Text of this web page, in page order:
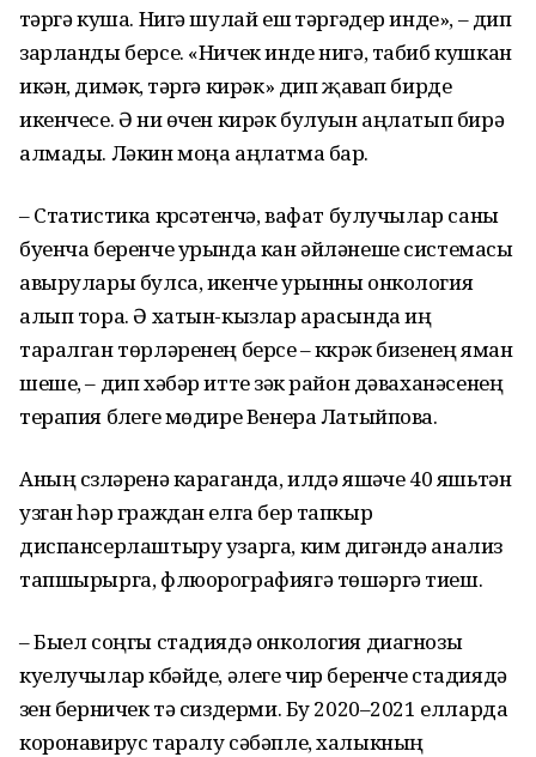
үтәргә куша. Нигә шулай еш үтәргәдер инде», – дип
зарланды берсе. «Ничек инде нигә, табиб кушкан
икән, димәк, үтәргә кирәк» дип җавап бирде
икенчесе. Ә ни өчен кирәк булуын аңлатып бирә
алмады. Ләкин моңа аңлатма бар.
– Статистика күрсәтүенчә, вафат булучылар саны
буенча беренче урында кан әйләнеше системасы
авырулары булса, икенче урынны онкология
алып тора. Ә хатын-кызлар арасында иң
таралган төрләренең берсе – күкрәк бизенең яман
шеше, – дип хәбәр итте үзәк район дәваханәсенең
терапия бүлеге мөдире Венера Латыйпова.
Аның сүзләренә караганда, илдә яшәүче 40 яшьтән
узган һәр граждан елга бер тапкыр
диспансерлаштыру узарга, ким дигәндә анализ
тапшырырга, флюорографиягә төшәргә тиеш.
– Быел соңгы стадиядә онкология диагнозы
куелучылар күбәйде, әлеге чир беренче стадиядә
үзен берничек тә сиздерми. Бу 2020–2021 елларда
коронавирус таралу сәбәпле, халыкның